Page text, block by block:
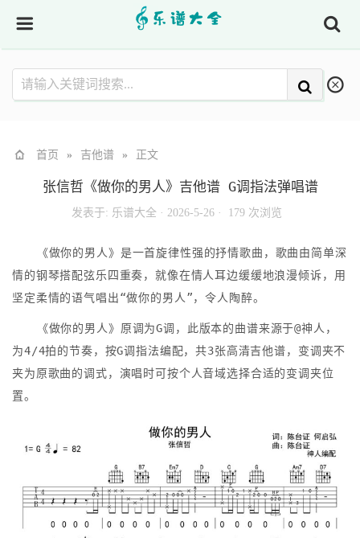
首页 » 吉他谱 » 正文
张信哲《做你的男人》吉他谱 G调指法弹唱谱
发表于: 乐谱大全 · 2026-5-26 · 179 次浏览
《做你的男人》是一首旋律性强的抒情歌曲，歌曲由简单深
情的钢琴搭配弦乐四重奏，就像在情人耳边缓缓地浪漫倾诉，用
坚定柔情的语气唱出“做你的男人”，令人陶醉。
《做你的男人》原调为G调，此版本的曲谱来源于@神人，
为4/4拍的节奏，按G调指法编配，共3张高清吉他谱，变调夹不
夹为原歌曲的调式，演唱时可按个人音域选择合适的变调夹位
置。